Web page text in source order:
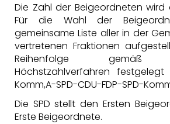
Die Zahl der Beigeordneten
Für die Wahl der
gemeinsame Liste aller in der
vertretenen Fraktionen
Reihenfolge
Höchstzahlverfahren festgelegt
Komm,A-SPD-CDU-FDP-SPD-
Die SPD stellt den Ersten
Erste Beigeordnete.